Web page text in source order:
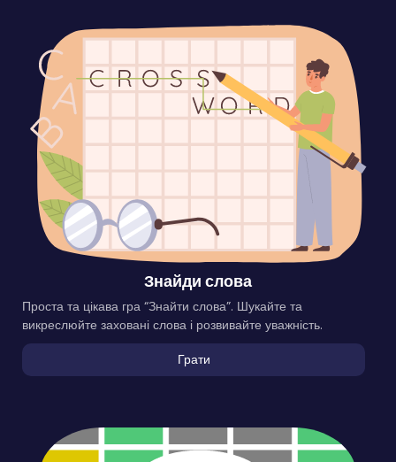
Знайди слова
Проста та цікава гра “Знайти слова”. Шукайте та
викреслюйте заховані слова і розвивайте уважність.
Грати